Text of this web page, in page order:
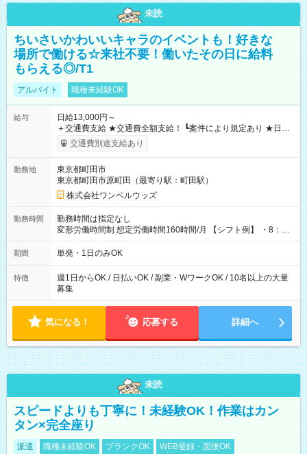
未読
ちいさいかわいいキャラのイベントも！好きな
場所で働ける☆来社不要！働いたその日に給料
もらえる◎/T1
アルバイト 職種未経験OK
給与
日給13,000円～
＋交通費支給 ★交通費全額支給！ ┗案件により規定あり ★日払
いOK！（規定あり） ┗働いたその日に現金GET♪ お仕事後はコ
ンビニATMから 日払い分を引き落とせます！ 【試用期間】試
交通費別途支給あり
勤務地
東京都町田市
東京都町田市原町田（最寄り駅：町田駅）
株式会社ワンベルウッズ
勤務時間
勤務時間は指定なし
変形労働時間制 想定労働時間160時間/月 【シフト例】 ・8：00
～21：00
期間 単発・1日のみOK
特徴
週1日からOK / 日払いOK / 副業・WワークOK / 10名以上の大量
募集
気になる！ 応募する 詳細へ
未読
スピードよりも丁寧に！未経験OK！作業はカン
タン×完全座り
派遣 職種未経験OK ブランクOK WEB登録・面接OK